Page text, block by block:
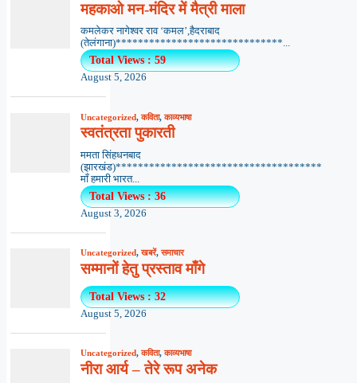
महकाओ मन-मंदिर में मैत्री माला
कमलेकर नागेश्वर राव ‘कमल’,हैदराबाद
(तेलंगाना)******************************...
Total Views : 59
August 5, 2026
Uncategorized,कविता,काव्यभाषा
स्वतंत्रता पुकारती
ममता सिंहधनबाद
(झारखंड)*************************************
माँ हमारी भारत...
Total Views : 36
August 3, 2026
Uncategorized,खबरें,समाचार
सम्मानों हेतु प्रस्ताव माँगे
Total Views : 32
August 5, 2026
Uncategorized,कविता,काव्यभाषा
नीरा आर्य – तेरे रूप अनेक